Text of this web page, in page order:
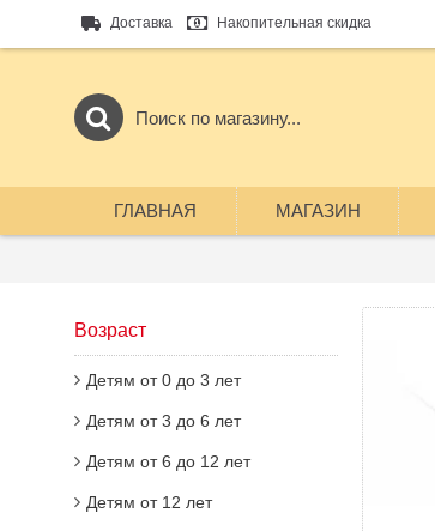
Доставка Накопительная скидка
ГЛАВНАЯ МАГАЗИН
Возраст
Детям от 0 до 3 лет
Детям от 3 до 6 лет
Детям от 6 до 12 лет
Детям от 12 лет